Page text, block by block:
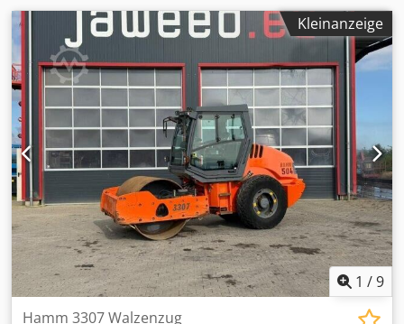
Kleinanzeige
1 /9
Hamm 3307 Walzenzug